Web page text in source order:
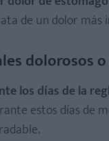
de un dolor más
dolorosos
los días de la
estos días de